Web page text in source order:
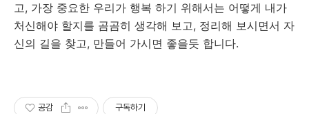
고, 가장 중요한 우리가 행복 하기 위해서는 어떻게 내가
처신해야 할지를 곰곰히 생각해 보고, 정리해 보시면서 자
신의 길을 찾고, 만들어 가시면 좋을듯 합니다.
공감 구독하기